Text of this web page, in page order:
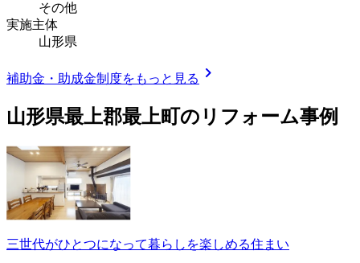
その他
実施主体
山形県
補助金・助成金制度をもっと見る chevron_right
山形県最上郡最上町のリフォーム事例
三世代がひとつになって暮らしを楽しめる住まい